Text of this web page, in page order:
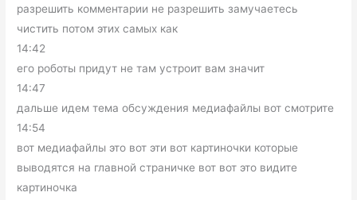
разрешить комментарии не разрешить замучаетесь
чистить потом этих самых как
14:42
его роботы придут не там устроит вам значит
14:47
дальше идем тема обсуждения медиафайлы вот смотрите
14:54
вот медиафайлы это вот эти вот картиночки которые
выводятся на главной страничке вот вот это видите
картиночка